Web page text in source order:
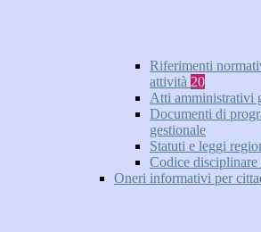
Riferimenti
attività 20
Atti amministrativi
Documenti di
gestionale
Statuti e leggi
Codice disciplinare
Oneri informativi per